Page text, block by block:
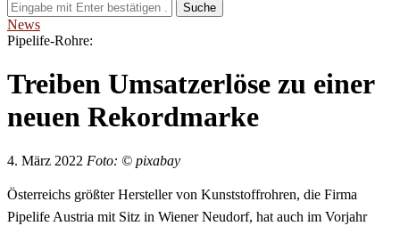
Suche
News
Pipelife-Rohre:
Treiben Umsatzerlöse zu einer
neuen Rekordmarke
4. März 2022 Foto: © pixabay
Österreichs größter Hersteller von Kunststoffrohren, die Firma
Pipelife Austria mit Sitz in Wiener Neudorf, hat auch im Vorjahr